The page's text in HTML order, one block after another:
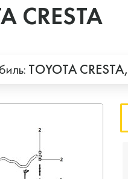
CRESTA
TOYOTACRESTA,